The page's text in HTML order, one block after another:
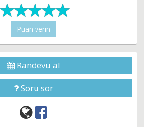
Puan verin
Randevu al
Soru sor